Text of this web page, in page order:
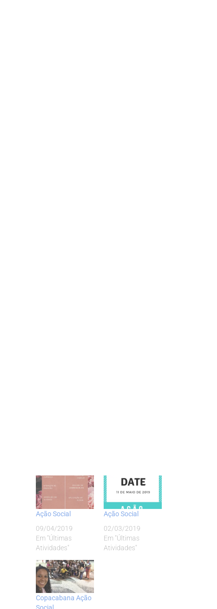
Ação Social
09/04/2019
Em "Últimas
Atividades"
Ação Social
02/03/2019
Em "Últimas
Atividades"
Copacabana Ação